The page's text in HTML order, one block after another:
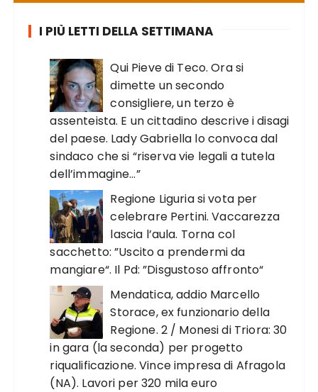
I PIÙ LETTI DELLA SETTIMANA
Qui Pieve di Teco. Ora si
dimette un secondo
consigliere, un terzo è
assenteista. E un cittadino descrive i disagi
del paese. Lady Gabriella lo convoca dal
sindaco che si “riserva vie legali a tutela
dell’immagine…”
Regione Liguria si vota per
celebrare Pertini. Vaccarezza
lascia l’aula. Torna col
sacchetto: ”Uscito a prendermi da
mangiare“. Il Pd: ”Disgustoso affronto“
Mendatica, addio Marcello
Storace, ex funzionario della
Regione. 2 / Monesi di Triora: 30
in gara (la seconda) per progetto
riqualificazione. Vince impresa di Afragola
(NA). Lavori per 320 mila euro